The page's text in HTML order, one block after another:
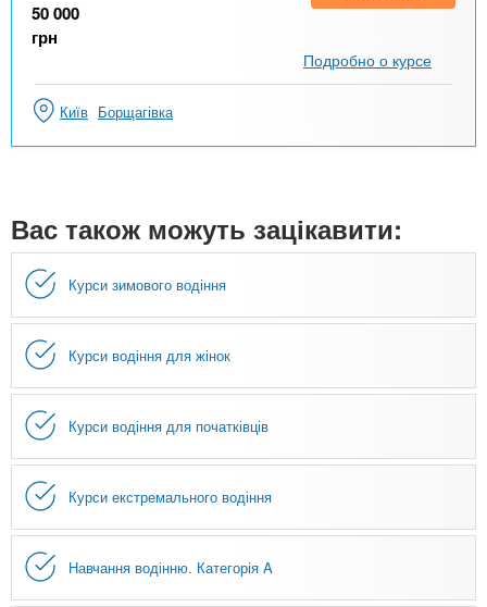
50 000
грн
Подробно о курсе
Київ Борщагівка
Вас також можуть зацікавити:
Курси зимового водіння
Курси водіння для жінок
Курси водіння для початківців
Курси екстремального водіння
Навчання водінню. Категорія A